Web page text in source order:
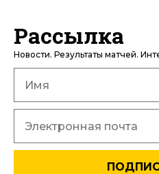
Рассылка
Новости. Результаты матчей.